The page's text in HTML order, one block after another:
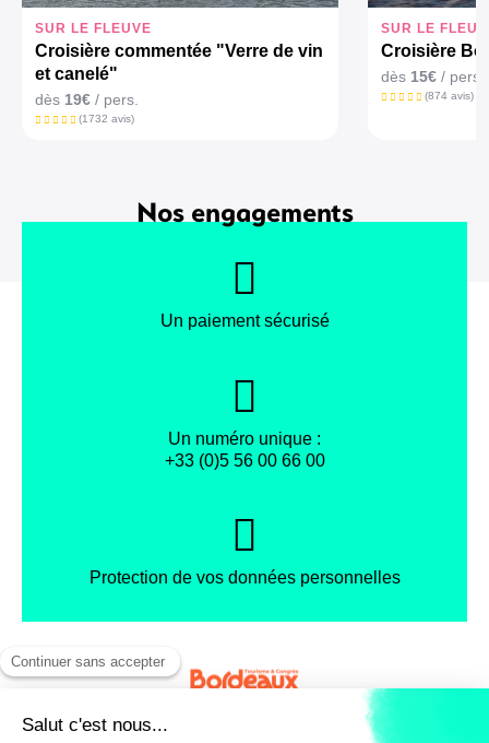
SUR LE FLEUVE
Croisière commentée "Verre de vin
et canelé"
dès 19€ / pers.
(1732 avis)
SUR LE
Croisière
dès 15€ / pers.
(874 avis)
Nos engagements
Un paiement sécurisé
Un numéro unique :
+33 (0)5 56 00 66 00
Protection de vos données personnelles